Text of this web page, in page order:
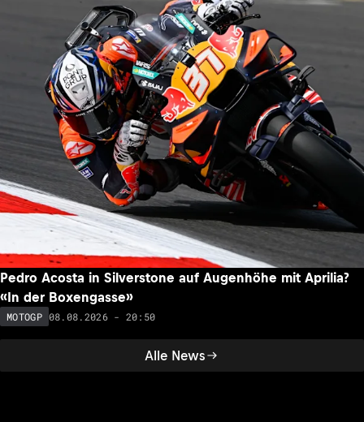
Alle News
Pedro Acosta in Silverstone auf Augenhöhe mit Aprilia?
«In der Boxengasse»
MOTOGP 08.08.2026 - 20:50